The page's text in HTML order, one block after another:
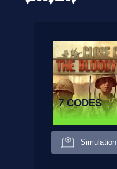
7 CODES
Simulation